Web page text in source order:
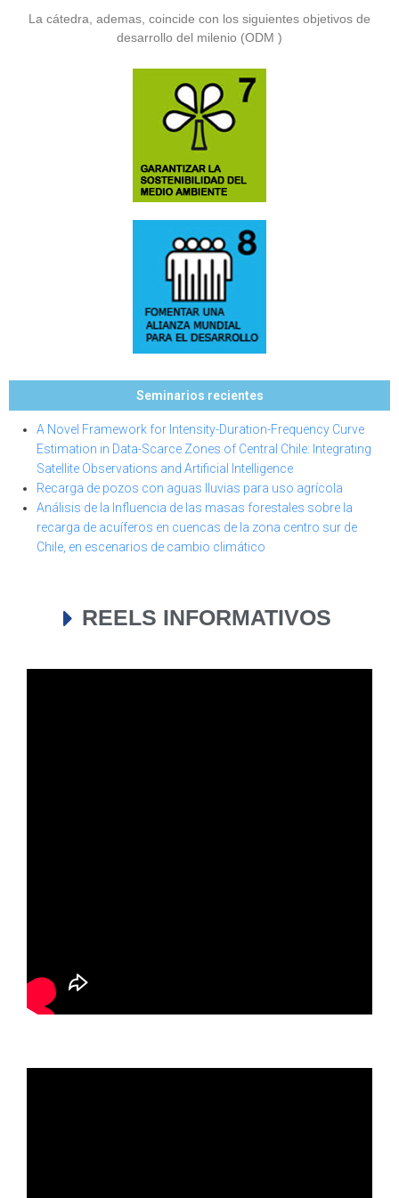
La cátedra, ademas, coincide con los siguientes objetivos de
desarrollo del milenio (ODM )
Seminarios recientes
A Novel Framework for Intensity-Duration-Frequency Curve
Estimation in Data-Scarce Zones of Central Chile: Integrating
Satellite Observations and Artificial Intelligence
Recarga de pozos con aguas lluvias para uso agrícola
Análisis de la Influencia de las masas forestales sobre la
recarga de acuíferos en cuencas de la zona centro sur de
Chile, en escenarios de cambio climático
REELS INFORMATIVOS